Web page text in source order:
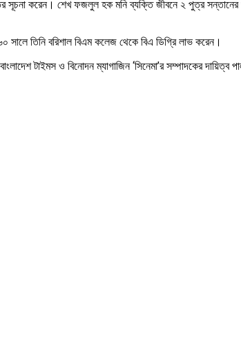
সূচনা করেন। শেখ ফজলুল হক মনি ব্যক্তি জীবনে ২ পুত্র
সালে তিনি বরিশাল বিএম কলেজ থেকে বিএ ডিগ্রি লাভ করেন।
টাইমস ও বিনোদন ম্যাগাজিন ‘সিনেমা’র সম্পাদকের দায়িত্ব